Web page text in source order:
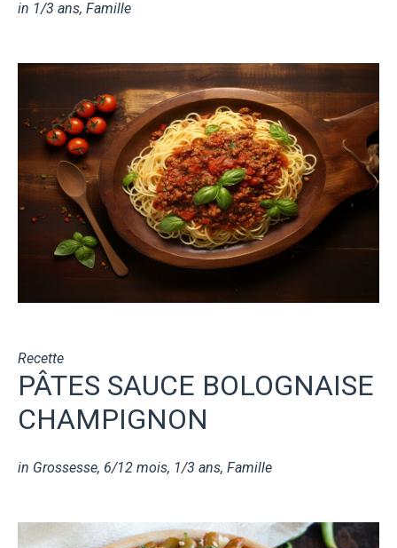
in 1/3 ans, Famille
Recette
PÂTES SAUCE BOLOGNAISE
CHAMPIGNON
in Grossesse, 6/12 mois, 1/3 ans, Famille